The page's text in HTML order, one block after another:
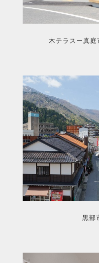
木テラスー真庭
黒部